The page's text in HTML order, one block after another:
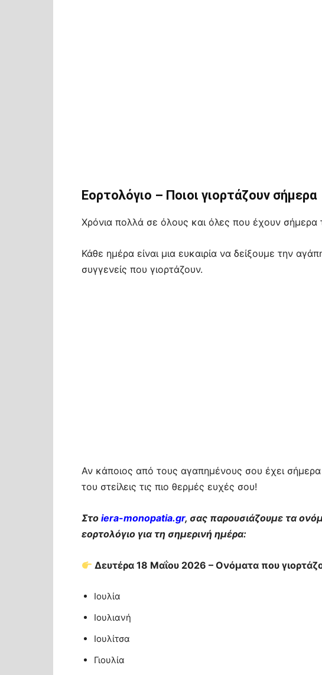
Εορτολόγιο – Ποιοι γιορτάζουν σήμερα
Χρόνια πολλά σε όλους και όλες που έχουν σήμερα
Κάθε ημέρα είναι μια ευκαιρία να δείξουμε την
συγγενείς που γιορτάζουν.
Αν κάποιος από τους αγαπημένους σου έχει σήμερα
του στείλεις τις πιο θερμές ευχές σου!
Στο iera-monopatia.gr, σας παρουσιάζουμε τα
εορτολόγιο για τη σημερινή ημέρα:
Δευτέρα 18 Μαΐου 2026 – Ονόματα που
Ιουλία
Ιουλιανή
Ιουλίτσα
Γιουλία